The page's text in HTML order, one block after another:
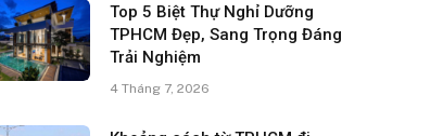
Top 5 Biệt Thự Nghỉ Dưỡng
TPHCM Đẹp, Sang Trọng Đáng
Trải Nghiệm
4 Tháng 7, 2026